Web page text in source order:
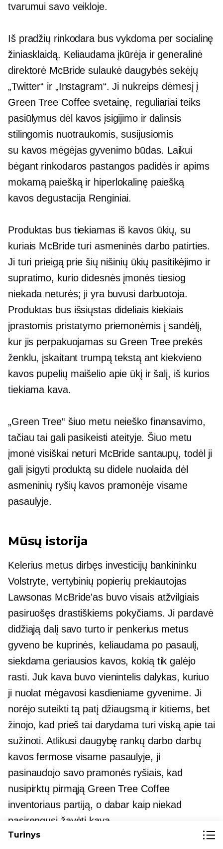
tvarumui savo veikloje.
Iš pradžių rinkodara bus vykdoma per socialinę
žiniasklaidą. Keliaudama įkūrėja ir generalinė
direktorė McBride sulaukė daugybės sekėjų
„Twitter“ ir „Instagram“. Ji nukreips dėmesį į
Green Tree Coffee svetainę, reguliariai teiks
pasiūlymus dėl kavos įsigijimo ir dalinsis
stilingomis nuotraukomis, susijusiomis
su kavos mėgėjasgyvenimo būdas. Laikui
bėgant rinkodaros pastangos padidės ir apims
mokamą paiešką ir hiperlokalinę paiešką
kavos degustacija Renginiai.
Produktas bus tiekiamas iš kavos ūkių, su
kuriais McBride turi asmeninės darbo patirties.
Ji turi prieigą prie šių nišinių ūkių pasitikėjimo ir
supratimo, kurio didesnės įmonės tiesiog
niekada neturės; ji yra buvusi darbuotoja.
Produktas bus išsiųstas dideliais kiekiais
įprastomis pristatymo priemonėmis į sandėlį,
kur jis perpakuojamas su Green Tree prekės
ženklu, įskaitant trumpą tekstą ant kiekvieno
kavos pupelių maišelio apie ūkį ir šalį, iš kurios
tiekiama kava.
„Green Tree“ šiuo metu neieško finansavimo,
tačiau tai gali pasikeisti ateityje. Šiuo metu
įmonė visiškai neturi McBride santaupų, todėl ji
gali įsigyti produktą su didele nuolaida dėl
asmeninių ryšių kavos pramonėje visame
pasaulyje.
Mūsų istorija
Kelerius metus dirbęs investicijų bankininku
Volstryte, vertybinių popierių prekiautojas
Lawsonas McBride'as buvo visais atžvilgiais
pasiruošęs drastiškiems pokyčiams. Ji pardavė
didžiąją dalį savo turto ir penkerius metus
gyveno be kuprinės, keliaudama po pasaulį,
siekdama geriausios kavos, kokią tik galėjo
rasti. Juk kava buvo vienintelis dalykas, kuriuo
ji nuolat mėgavosi kasdieniame gyvenime. Ji
norėjo suteikti tą patį džiaugsmą ir kitiems, bet
žinojo, kad prieš tai darydama turi viską apie tai
sužinoti. Atlikusi daugybę rankų darbo darbų
kavos fermose visame pasaulyje, ji
pasinaudojo savo pramonės ryšiais, kad
nusipirktų pirmąją Green Tree Coffee
inventoriaus partiją, o dabar kaip niekad
pasirengusi žavėti kavą.
Turinys